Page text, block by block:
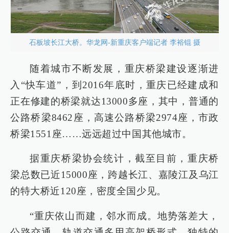
石板坡长江大桥。华龙网-新重庆客户端记者 李裕锟 摄
随着城市不断发展，重庆桥梁建设逐渐进
入“快车道”，到2016年底时，重庆已经建成和
正在修建的桥梁就达13000多座，其中，普通的
公路桥梁8462座，高速公路桥梁2974座，市政
桥梁1551座……远远超过中国其他城市。
据重庆桥梁协会统计，截至目前，重庆桥
梁总数已近15000座，跨越长江、嘉陵江及乌江
的特大桥近120座，密度全国少见。
“重庆依山而建，邻水而成。地势落差大，